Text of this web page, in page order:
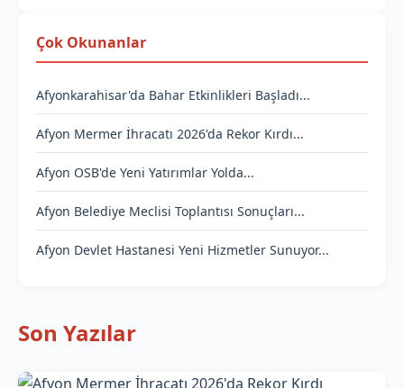
Çok Okunanlar
Afyonkarahisar'da Bahar Etkinlikleri Başladı...
Afyon Mermer İhracatı 2026'da Rekor Kırdı...
Afyon OSB'de Yeni Yatırımlar Yolda...
Afyon Belediye Meclisi Toplantısı Sonuçları...
Afyon Devlet Hastanesi Yeni Hizmetler Sunuyor...
Son Yazılar